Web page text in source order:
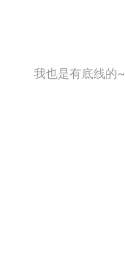
我也是有底线的~